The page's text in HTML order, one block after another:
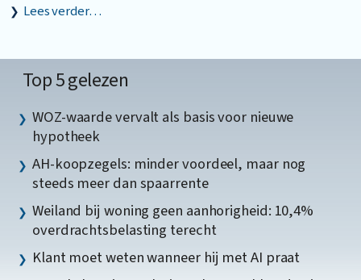
Lees verder…
Top 5 gelezen
WOZ-waarde vervalt als basis voor nieuwe
hypotheek
AH-koopzegels: minder voordeel, maar nog
steeds meer dan spaarrente
Weiland bij woning geen aanhorigheid: 10,4%
overdrachtsbelasting terecht
Klant moet weten wanneer hij met AI praat